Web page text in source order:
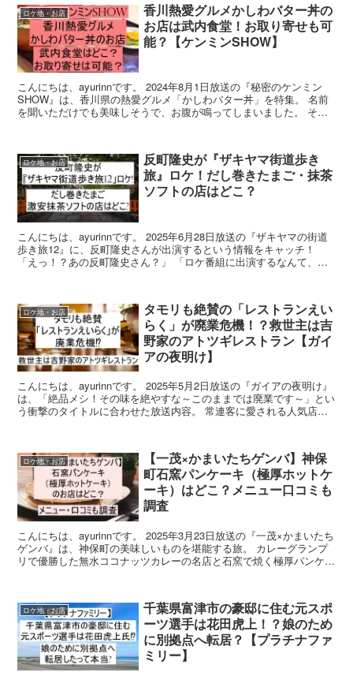
ロケ地・お店
香川熱愛グルメかしわバター丼の
お店は武内食堂！お取り寄せも可
能？【ケンミンSHOW】
こんにちは、ayurinnです。 2024年8月1日放送の『秘密のケンミン
SHOW』は、香川県の熱愛グルメ「かしわバター丼」を特集。 名前
を聞いただけでも美味しそうで、お腹が鳴ってしまいました。 そん
ロケ地・お店
反町隆史が『ザキヤマ街道歩き
旅』ロケ！だし巻きたまご・抹茶
ソフトの店はどこ？
こんにちは、ayurinnです。 2025年6月28日放送の『ザキヤマの街道
歩き旅12』に、反町隆史さんが出演するという情報をキャッチ！
「えっ！？あの反町隆史さん？」 「ロケ番組に出演するなんて、珍
ロケ地・お店
タモリも絶賛の「レストランえい
らく」が廃業危機！？救世主は吉
野家のアトツギレストラン【ガイ
アの夜明け】
こんにちは、ayurinnです。 2025年5月2日放送の『ガイアの夜明け』
は、「絶品メシ！その味を絶やすな～このままでは廃業です～」とい
う衝撃のタイトルに合わせた放送内容。 常連客に愛される人気店で
ロケ地・お店
【一茂×かまいたちゲンバ】神保
町石窯パンケーキ（極厚ホットケ
ーキ）はどこ？メニュー口コミも
調査
こんにちは、ayurinnです。 2025年3月23日放送の『一茂×かまいたち
ゲンバ』は、神保町の美味しいものを堪能する旅。 カレーグランプ
リで優勝した無水ココナッツカレーの名店と石窯で焼く極厚パンケー
ロケ地・お店
千葉県富津市の豪邸に住む元スポ
ーツ選手は花田虎上！？娘のため
に別拠点へ転居？【プラチナファ
ミリー】